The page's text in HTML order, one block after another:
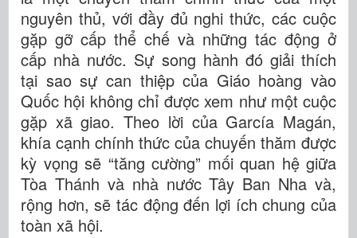
nguyên thủ, với đầy đủ nghi thức, các cuộc
gặp gỡ cấp thể chế và những tác động ở
cấp nhà nước. Sự song hành đó giải thích
tại sao sự can thiệp của Giáo hoàng vào
Quốc hội không chỉ được xem như một cuộc
gặp xã giao. Theo lời của García Magán,
khía cạnh chính thức của chuyến thăm được
kỳ vọng sẽ “tăng cường” mối quan hệ giữa
Tòa Thánh và nhà nước Tây Ban Nha và,
rộng hơn, sẽ tác động đến lợi ích chung của
toàn xã hội.